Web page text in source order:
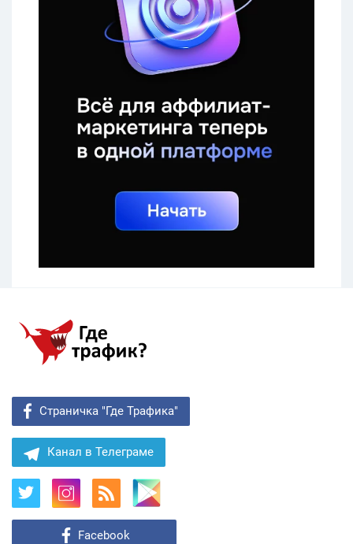
Страничка "Где Трафика"
Канал в Телеграме
Facebook